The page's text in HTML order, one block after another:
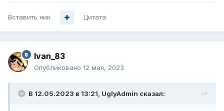
Вставить ник Цитата
Ivan_83
Опубликовано 12 мая, 2023
В 12.05.2023 в 13:21, UglyAdmin сказал: